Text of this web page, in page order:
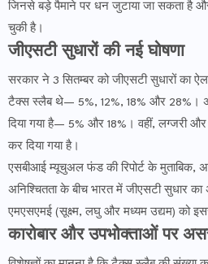
जिनसे बड़े पैमाने पर धन जुटाया जा सकता है
चुकी है।
जीएसटी सुधारों की नई घोषणा
सरकार ने 3 सितम्बर को जीएसटी सुधारों का
टैक्स स्लैब थे— 5%, 12%, 18% और 28%।
दिया गया है— 5% और 18%। वहीं, लग्जरी
कर दिया गया है।
एसबीआई म्यूचुअल फंड की रिपोर्ट के मुताबिक,
अनिश्चितता के बीच भारत में जीएसटी सुधार
एमएसएमई (सूक्ष्म, लघु और मध्यम उद्यम) को
कारोबार और उपभोक्ताओं पर